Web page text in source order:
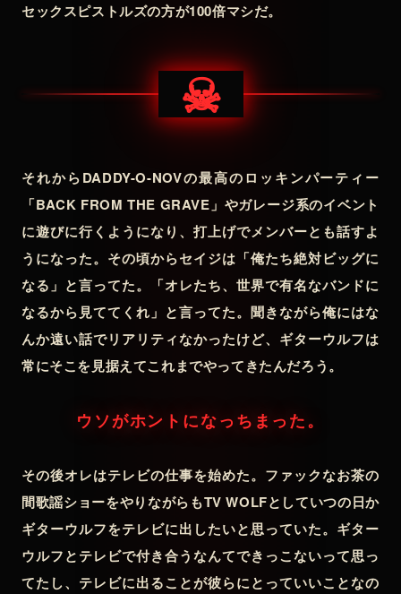
セックスピストルズの方が100倍マシだ。
☠
それからDADDY-O-NOVの最高のロッキンパーティー
「BACK FROM THE GRAVE」やガレージ系のイベント
に遊びに行くようになり、打上げでメンバーとも話すよ
うになった。その頃からセイジは「俺たち絶対ビッグに
なる」と言ってた。「オレたち、世界で有名なバンドに
なるから見ててくれ」と言ってた。聞きながら俺にはな
んか遠い話でリアリティなかったけど、ギターウルフは
常にそこを見据えてこれまでやってきたんだろう。
ウソがホントになっちまった。
その後オレはテレビの仕事を始めた。ファックなお茶の
間歌謡ショーをやりながらもTV WOLFとしていつの日か
ギターウルフをテレビに出したいと思っていた。ギター
ウルフとテレビで付き合うなんてできっこないって思っ
てたし、テレビに出ることが彼らにとっていいことなの